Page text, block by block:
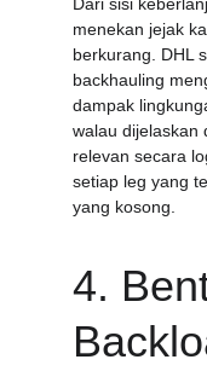
menekan jejak
berkurang. DHL
backhauling
dampak
walau dijelaskan
relevan secara
setiap leg yang
yang kosong.
4.